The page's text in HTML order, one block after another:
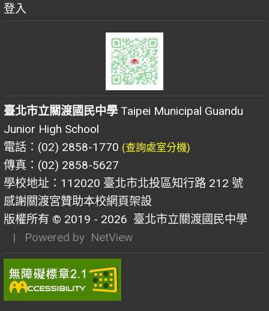
登入
臺北市立關渡國民中學 Taipei Municipal Guandu
Junior High School
電話：(02) 2858-1770 (查詢處室分機)
傳真：(02) 2858-5627
學校地址：112020 臺北市北投區知行路 212 號
感謝關渡宮贊助本校網頁架設
版權所有 © 2019 - 2026 臺北市立關渡國民中學
| Powered by NetView